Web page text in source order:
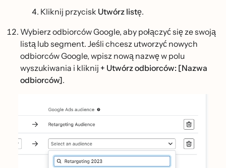
Kliknij przycisk Utwórz listę.
Wybierz odbiorców Google, aby połączyć się ze swoją
listą lub segment. Jeśli chcesz utworzyć nowych
odbiorców Google, wpisz nową nazwę w polu
wyszukiwania i kliknij + Utwórz odbiorców: [Nazwa
odbiorców].